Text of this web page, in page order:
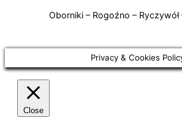
Oborniki – Rogoźno – Ryczywół
Privacy & Cookies
Close